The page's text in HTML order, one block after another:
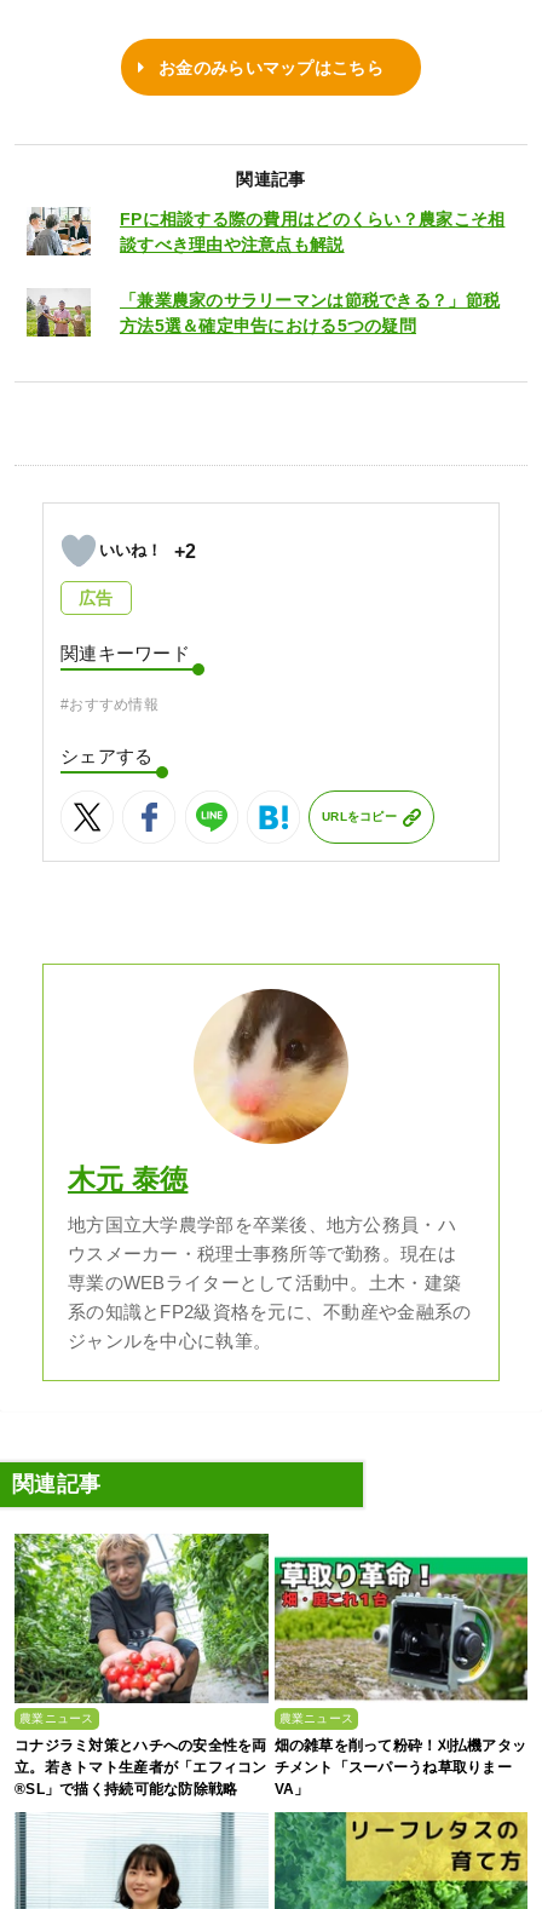
お金のみらいマップはこちら
関連記事
FPに相談する際の費用はどのくらい？農家こそ相
談すべき理由や注意点も解説
「兼業農家のサラリーマンは節税できる？」節税
方法5選＆確定申告における5つの疑問
+2
広告
関連キーワード
#おすすめ情報
シェアする
URLをコピー
木元 泰徳
地方国立大学農学部を卒業後、地方公務員・ハ
ウスメーカー・税理士事務所等で勤務。現在は
専業のWEBライターとして活動中。土木・建築
系の知識とFP2級資格を元に、不動産や金融系の
ジャンルを中心に執筆。
関連記事
農業ニュース
コナジラミ対策とハチへの安全性を両
立。若きトマト生産者が「エフィコン
®SL」で描く持続可能な防除戦略
農業ニュース
畑の雑草を削って粉砕！刈払機アタッ
チメント「スーパーうね草取りまー
VA」